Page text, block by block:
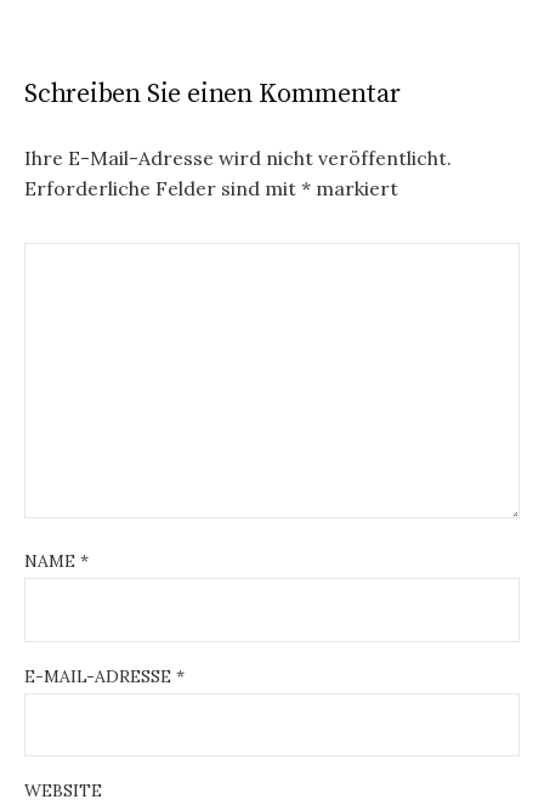
Schreiben Sie einen Kommentar
Ihre E-Mail-Adresse wird nicht veröffentlicht.
Erforderliche Felder sind mit * markiert
NAME *
E-MAIL-ADRESSE *
WEBSITE